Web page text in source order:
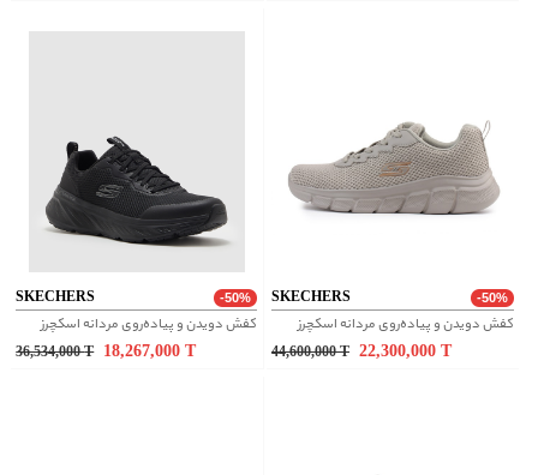
SKECHERS -50%
کفش دویدن و پیاده‌روی مردانه اسکچرز
36,534,000 T 18,267,000
SKECHERS -50%
کفش دویدن و پیاده‌روی مردانه اسکچرز
44,600,000 T 22,300,000